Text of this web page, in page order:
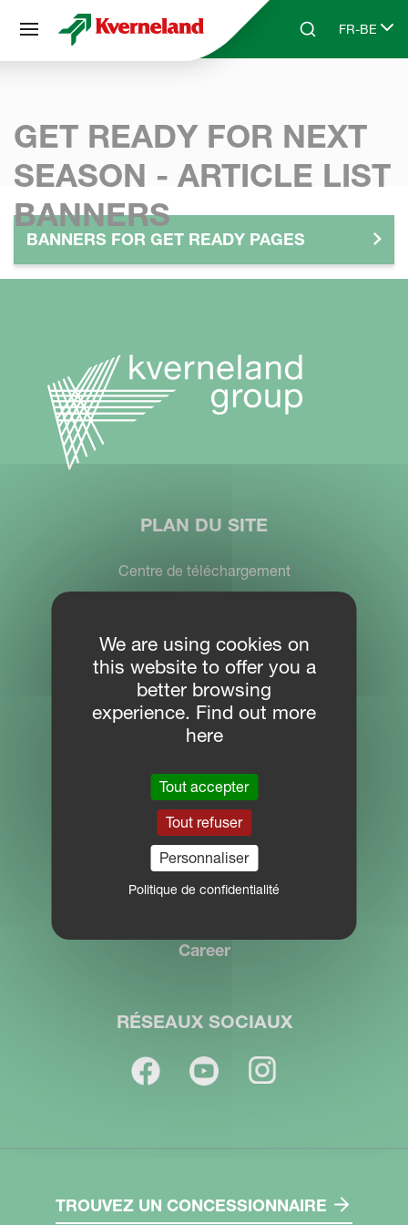
Skip to main content
SearchFR-BE
Select
GET READY FOR NEXT
SEASON - ARTICLE LIST
BANNERS
BANNERS FOR GET READY PAGES
PLAN DU SITE
Centre de téléchargement
MYKVERNELAND
CONTACTEZ-NOUS
Oude Gentweg 81
B-8820 Torhout, België
Tel: +32 2 582 80 02
Career
RÉSEAUX SOCIAUX
TROUVEZ UN CONCESSIONNAIRE
Panneau de gestion des cookies
We are using cookies on
this website to offer you a
better browsing
experience. Find out more
here
Tout accepter
Tout refuser
Personnaliser
Politique de confidentialité